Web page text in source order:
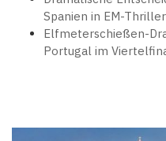
Spanien in EM-Thriller
Elfmeterschießen-
Portugal im